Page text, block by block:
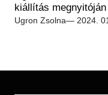
Régészet
Tagintézmények
Képcsarnok
kiállítás megnyitóján
Ugron Zsolna— 2024.